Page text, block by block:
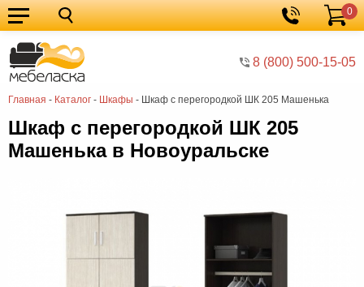
8 (800) 500-15-05
Корзина
0
Главная - Каталог - Шкафы - Шкаф с перегородкой ШК 205 Машенька
Кухонные
гарнитуры
Мебель
для
кухни
Мебель
для
спальни
Кровати
Шкафы
Диваны
Шкаф с перегородкой ШК 205
Машенька в Новоуральске